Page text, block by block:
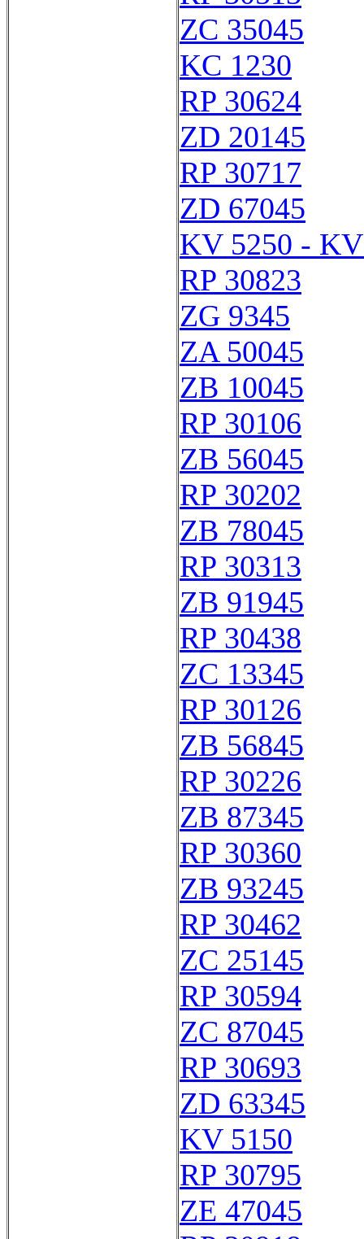
ZC 35045
KC 1230
RP 30624
ZD 20145
RP 30717
ZD 67045
KV 5250 -
RP 30823
ZG 9345
ZA 50045
ZB 10045
RP 30106
ZB 56045
RP 30202
ZB 78045
RP 30313
ZB 91945
RP 30438
ZC 13345
RP 30126
ZB 56845
RP 30226
ZB 87345
RP 30360
ZB 93245
RP 30462
ZC 25145
RP 30594
ZC 87045
RP 30693
ZD 63345
KV 5150
RP 30795
ZE 47045